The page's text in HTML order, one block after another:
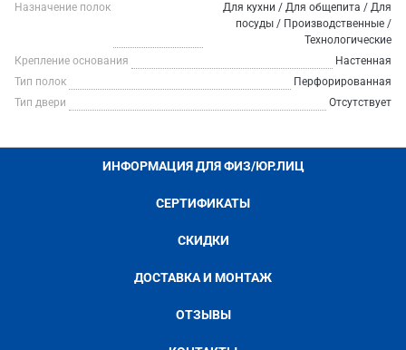
Назначение полок
Для кухни / Для общепита / Для
посуды / Производственные /
Технологические
Крепление основания
Настенная
Тип полок
Перфорированная
Тип двери
Отсутствует
ИНФОРМАЦИЯ ДЛЯ ФИЗ/ЮР.ЛИЦ
СЕРТИФИКАТЫ
СКИДКИ
ДОСТАВКА И МОНТАЖ
ОТЗЫВЫ